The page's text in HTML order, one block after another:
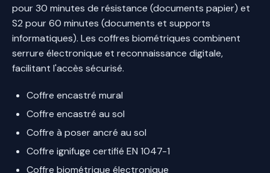
pour 30 minutes de résistance (documents papier) et
S2 pour 60 minutes (documents et supports
informatiques). Les coffres biométriques combinent
serrure électronique et reconnaissance digitale,
facilitant l'accès sécurisé.
Coffre encastré mural
Coffre encastré au sol
Coffre à poser ancré au sol
Coffre ignifuge certifié EN 1047-1
Coffre biométrique électronique